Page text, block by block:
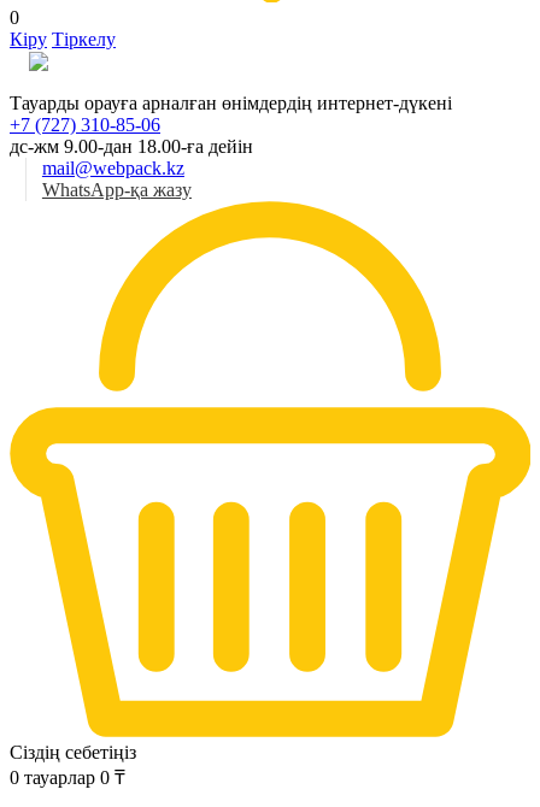
0
Кіру Тіркелу
Тауарды орауға арналған өнімдердің интернет-дүкені
+7 (727) 310-85-06
дс-жм 9.00-дан 18.00-ға дейін
mail@webpack.kz
WhatsApp-қа жазу
Сіздің себетіңіз
0 тауарлар 0 ₸